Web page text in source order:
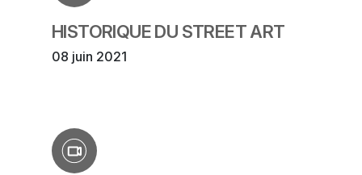
HISTORIQUE DU STREET ART
08 juin 2021